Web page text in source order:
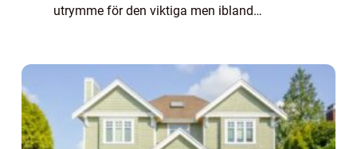
utrymme för den viktiga men ibland